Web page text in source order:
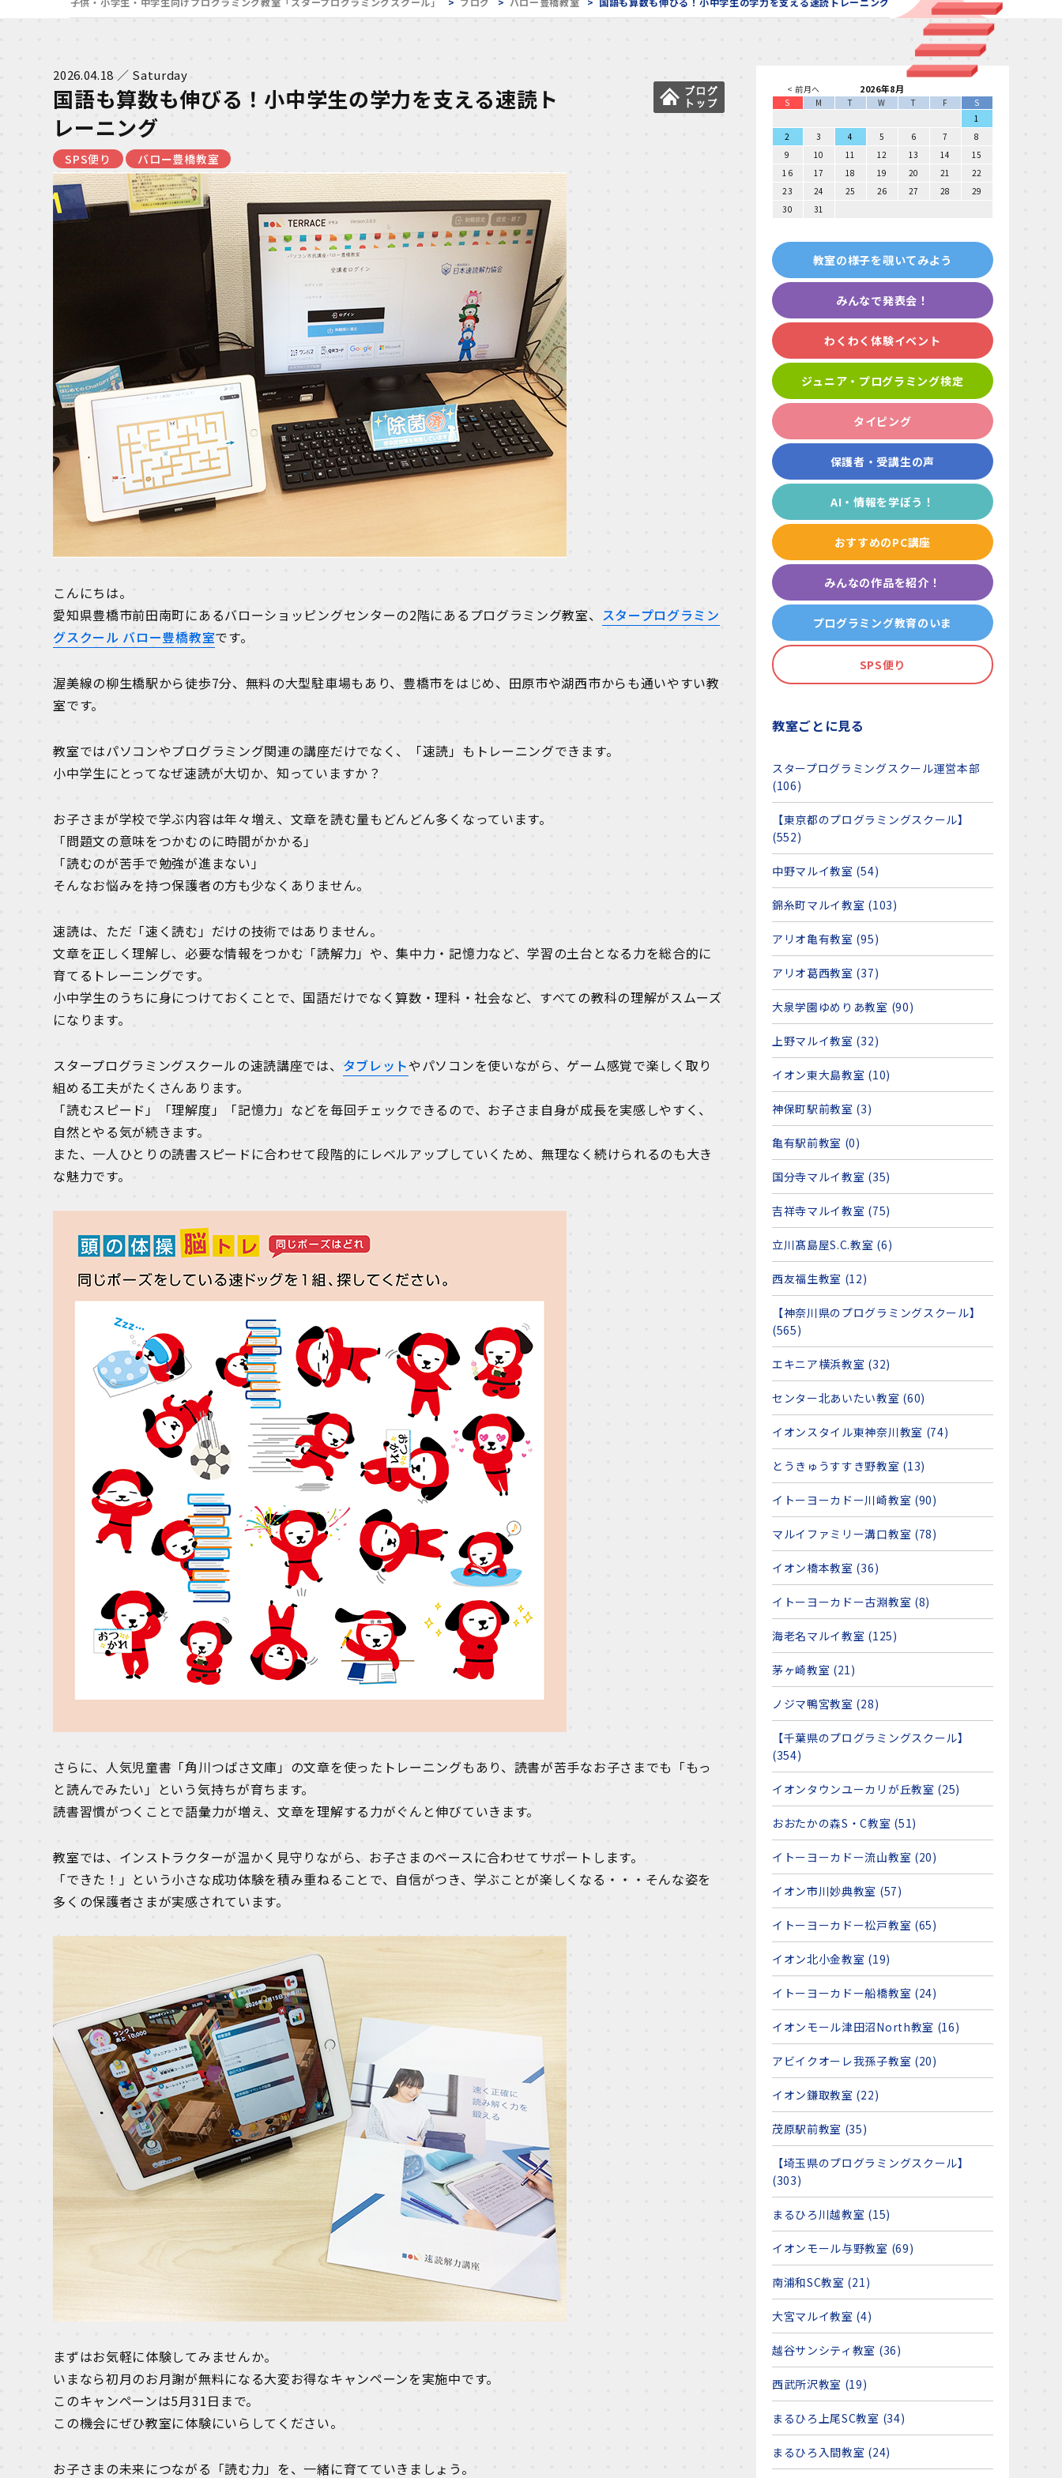
2026.04.18 ／ Saturday
国語も算数も伸びる！小中学生の学力を支える速読ト
レーニング
SPS便り バロー豊橋教室
こんにちは。
愛知県豊橋市前田南町にあるバローショッピングセンターの2階にあるプログラミング教室、 スタープログラミン
グスクール バロー豊橋教室です。
渥美線の柳生橋駅から徒歩7分、無料の大型駐車場もあり、豊橋市をはじめ、田原市や湖西市からも通いやすい教
室です。
教室ではパソコンやプログラミング関連の講座だけでなく、「速読」もトレーニングできます。
小中学生にとってなぜ速読が大切か、知っていますか？
お子さまが学校で学ぶ内容は年々増え、文章を読む量もどんどん多くなっています。
「問題文の意味をつかむのに時間がかかる」
「読むのが苦手で勉強が進まない」
そんなお悩みを持つ保護者の方も少なくありません。
速読は、ただ「速く読む」だけの技術ではありません。
文章を正しく理解し、必要な情報をつかむ「読解力」や、集中力・記憶力など、学習の土台となる力を総合的に
育てるトレーニングです。
小中学生のうちに身につけておくことで、国語だけでなく算数・理科・社会など、すべての教科の理解がスムーズ
になります。
スタープログラミングスクールの速読講座では、 タブレットやパソコンを使いながら、ゲーム感覚で楽しく取り
組める工夫がたくさんあります。
「読むスピード」「理解度」「記憶力」などを毎回チェックできるので、お子さま自身が成長を実感しやすく、
自然とやる気が続きます。
また、一人ひとりの読書スピードに合わせて段階的にレベルアップしていくため、無理なく続けられるのも大き
な魅力です。
さらに、人気児童書「角川つばさ文庫」の文章を使ったトレーニングもあり、読書が苦手なお子さまでも「もっ
と読んでみたい」という気持ちが育ちます。
読書習慣がつくことで語彙力が増え、文章を理解する力がぐんと伸びていきます。
教室では、インストラクターが温かく見守りながら、お子さまのペースに合わせてサポートします。
「できた！」という小さな成功体験を積み重ねることで、自信がつき、学ぶことが楽しくなる・・・そんな姿を
多くの保護者さまが実感されています。
まずはお気軽に体験してみませんか。
いまなら初月のお月謝が無料になる大変お得なキャンペーンを実施中です。
このキャンペーンは5月31日まで。
この機会にぜひ教室に体験にいらしてください。
お子さまの未来につながる「読む力」を、一緒に育てていきましょう。
< 前月へ 2026年8月
S M T W T F
S
1
2
3 4 5 6 7
8
9
10 11 12 13 14
15
16
17 18 19 20 21
22
23
24 25 26 27 28
29
30
31
教室の様子を覗いてみよう
みんなで発表会！
わくわく体験イベント
ジュニア・プログラミング検定
タイピング
保護者・受講生の声
AI・情報を学ぼう！
おすすめのPC講座
みんなの作品を紹介！
プログラミング教育のいま
SPS便り
教室ごとに見る
スタープログラミングスクール運営本部
(106)
【東京都のプログラミングスクール】
(552)
中野マルイ教室 (54)
錦糸町マルイ教室 (103)
アリオ亀有教室 (95)
アリオ葛西教室 (37)
大泉学園ゆめりあ教室 (90)
上野マルイ教室 (32)
イオン東大島教室 (10)
神保町駅前教室 (3)
亀有駅前教室 (0)
国分寺マルイ教室 (35)
吉祥寺マルイ教室 (75)
立川髙島屋S.C.教室 (6)
西友福生教室 (12)
【神奈川県のプログラミングスクール】
(565)
エキニア横浜教室 (32)
センター北あいたい教室 (60)
イオンスタイル東神奈川教室 (74)
とうきゅうすすき野教室 (13)
イトーヨーカドー川崎教室 (90)
マルイファミリー溝口教室 (78)
イオン橋本教室 (36)
イトーヨーカドー古淵教室 (8)
海老名マルイ教室 (125)
茅ヶ崎教室 (21)
ノジマ鴨宮教室 (28)
【千葉県のプログラミングスクール】
(354)
イオンタウンユーカリが丘教室 (25)
おおたかの森S・C教室 (51)
イトーヨーカドー流山教室 (20)
イオン市川妙典教室 (57)
イトーヨーカドー松戸教室 (65)
イオン北小金教室 (19)
イトーヨーカドー船橋教室 (24)
イオンモール津田沼North教室 (16)
アビイクオーレ我孫子教室 (20)
イオン鎌取教室 (22)
茂原駅前教室 (35)
【埼玉県のプログラミングスクール】
(303)
まるひろ川越教室 (15)
イオンモール与野教室 (69)
南浦和SC教室 (21)
大宮マルイ教室 (4)
越谷サンシティ教室 (36)
西武所沢教室 (19)
まるひろ上尾SC教室 (34)
まるひろ入間教室 (24)